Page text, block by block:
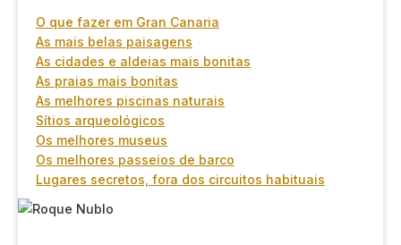
O que fazer em Gran Canaria
As mais belas paisagens
As cidades e aldeias mais bonitas
As praias mais bonitas
As melhores piscinas naturais
Sítios arqueológicos
Os melhores museus
Os melhores passeios de barco
Lugares secretos, fora dos circuitos habituais